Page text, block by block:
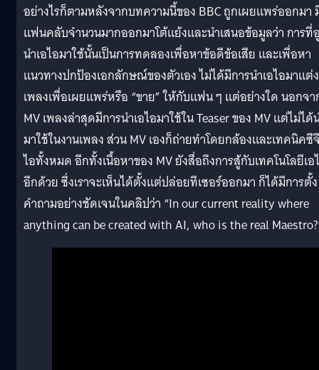
อย่างไรก็ตามหลังจากบทความนี้ของ BBC ถูกเผยแพร่ออกมา
แฟนคลับจำนวนมากออกมาโต้แย้งและนำเสนอข้อมูลว่า การที่
นำเอไอมาใช้นั้นเป็นการทดลองเพื่อหาข้อดีข้อเสีย และเพื่อหา
แนวทางปกป้องเอกลักษณ์ของตัวเอง ไม่ได้มีการนำเอไอมาแต่ง
เพลงเพื่อเผยแพร่หรือ “ขาย” ให้กับแฟน ๆ แต่อย่างใด นอกจ
MV เพลงล่าสุดมีการนำเอไอมาใช้ใน Teaser ของ MV แต่ไม่ได้
มาใช้ในงานเพลง ส่วน MV เองก็ถ่ายทำโดยกล้องและเทคนิคซี
ไอทั้งหมด อีกทั้งเนื้อหาของ MV ยังสื่อถึงการสู้กับเทคโนโลยีเอ
อีกด้วย ซึ่งเราจะเห็นได้ตั้งแต่ปล่อยทีเซอร์ออกมา ก็ได้มีการตั้ง
คำถามอย่างชัดเจนในคลิปว่า “In our current reality where
anything can be created with AI, who is the real